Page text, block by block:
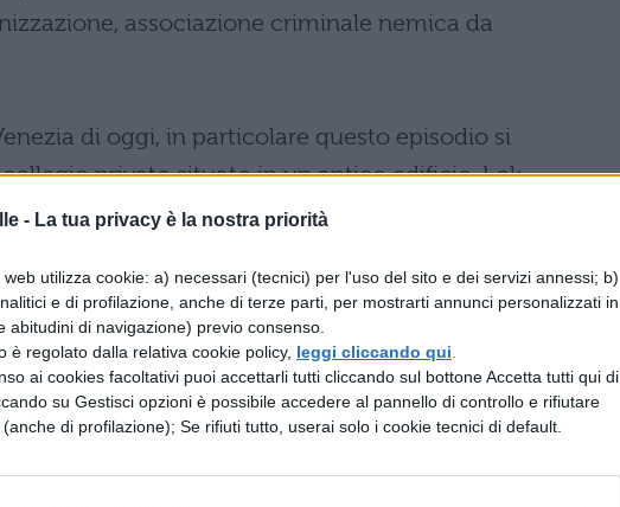
- La tua privacy è la nostra priorità
utilizza cookie: a) necessari (tecnici) per l'uso del sito e dei servizi annessi; b)
e di profilazione, anche di terze parti, per mostrarti annunci personalizzati in
abitudini di navigazione) previo consenso.
è regolato dalla relativa cookie policy, leggi cliccando qui
ai cookies facoltativi puoi accettarli tutti cliccando sul bottone Accetta tutti qui di
su Gestisci opzioni è possibile accedere al pannello di controllo e rifiutare
di profilazione); Se rifiuti tutto, userai solo i cookie tecnici di default.
associazione criminale nemica da
di oggi, in particolare questo episodio si
collegio privato situato in un antico edificio. Lok
di scuola, e dalla sua banda, ma
dell’amica Sophie. Più tardi si scoprirà che
Starà ai ragazzi di Huntik sventare i loro piani.
non ha mai visto il cartone animato. Infatti
di Huntik, vi è comunque una piccola
spiegazione su chi sono i cercatori ed il loro
soprattutto quello di
adeguato. Altra nota apprezzabile è il fatto che